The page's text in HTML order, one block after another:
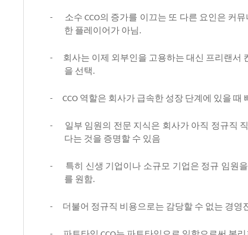
- 소수 CCO의 증가를 이끄는 또 다른 요인은 커뮤
한 플레이어가 아님 .
- 회사는 이제 외부인을 고용하는 대신 프리랜서
을 선택 .
- CCO 역할은 회사가 급속한 성장 단계에 있을 때
- 일부 임원의 전문 지식은 회사가 아직 정규직
다는 것을 증명할 수 있음
- 특히 신생 기업이나 소규모 기업은 정규 임원을
를 원함.
- 더불어 정규직 비용으로는 감당할 수 없는 경영